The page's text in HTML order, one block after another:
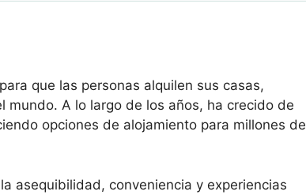
que las personas alquilen sus casas,
A lo largo de los años, ha crecido de
opciones de alojamiento para millones de
asequibilidad, conveniencia y experiencias